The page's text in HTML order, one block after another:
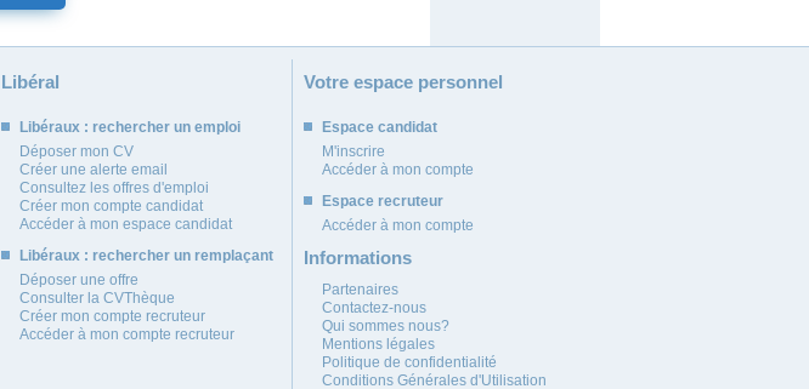
Libéral
Libéraux : rechercher un emploi
Déposer mon CV
Créer une alerte email
Consultez les offres d'emploi
Créer mon compte candidat
Accéder à mon espace candidat
Libéraux : rechercher un remplaçant
Déposer une offre
Consulter la CVThèque
Créer mon compte recruteur
Accéder à mon compte recruteur
Votre espace personnel
Espace candidat
M'inscrire
Accéder à mon compte
Espace recruteur
Accéder à mon compte
Informations
Partenaires
Contactez-nous
Qui sommes nous?
Mentions légales
Politique de confidentialité
Conditions Générales d'Utilisation